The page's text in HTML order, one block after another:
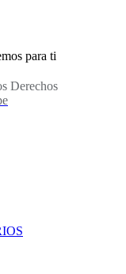
para ti
Derechos